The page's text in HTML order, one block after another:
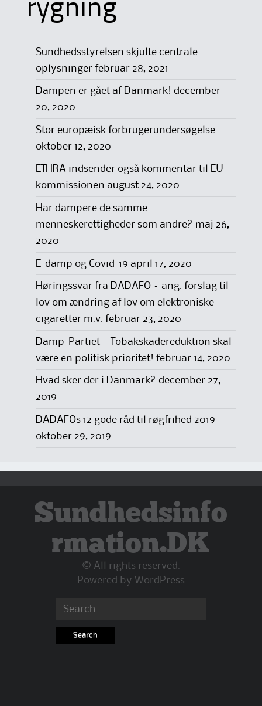
rygning
Sundhedsstyrelsen skjulte centrale
oplysninger februar 28, 2021
Dampen er gået af Danmark! december
20, 2020
Stor europæisk forbrugerundersøgelse
oktober 12, 2020
ETHRA indsender også kommentar til EU-
kommissionen august 24, 2020
Har dampere de samme
menneskerettigheder som andre? maj 26,
2020
E-damp og Covid-19 april 17, 2020
Høringssvar fra DADAFO – ang. forslag til
lov om ændring af lov om elektroniske
cigaretter m.v. februar 23, 2020
Damp-Partiet – Tobakskadereduktion skal
være en politisk prioritet! februar 14, 2020
Hvad sker der i Danmark? december 27,
2019
DADAFOs 12 gode råd til røgfrihed 2019
oktober 29, 2019
Sundhedsinfo
rmation.DK
© All rights reserved.
Powered by WordPress
Search